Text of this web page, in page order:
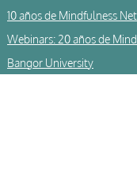
10 años de Mindfulness
Webinars: 20 años de
Bangor University